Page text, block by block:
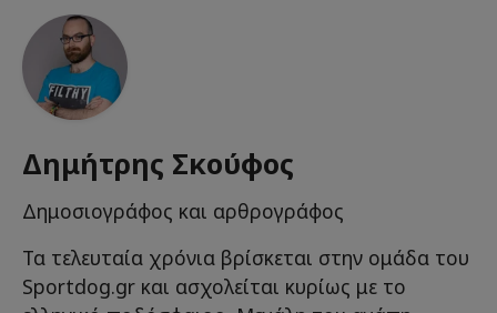
Δημήτρης Σκούφος
Δημοσιογράφος και αρθρογράφος
Τα τελευταία χρόνια βρίσκεται στην ομάδα του
Sportdog.gr και ασχολείται κυρίως με το